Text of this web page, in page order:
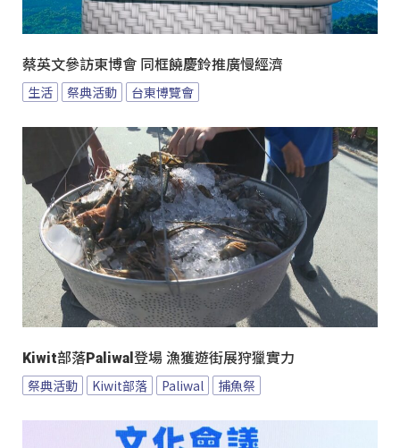
蔡英文參訪東博會 同框饒慶鈴推廣慢經濟
生活 祭典活動 台東博覽會
Kiwit部落Paliwal登場 漁獲遊街展狩獵實力
祭典活動 Kiwit部落 Paliwal 捕魚祭